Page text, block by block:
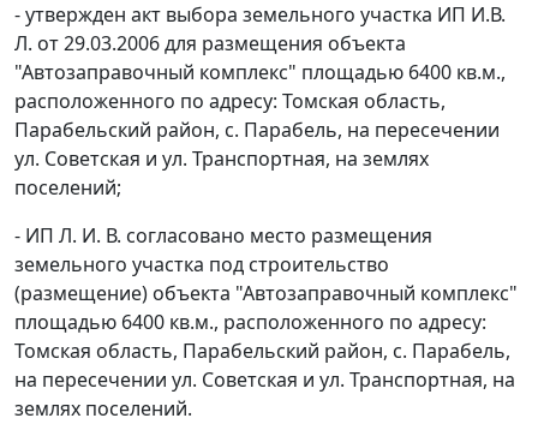
- утвержден акт выбора земельного участка ИП И.В.
Л. от 29.03.2006 для размещения объекта
"Автозаправочный комплекс" площадью 6400 кв.м.,
расположенного по адресу: Томская область,
Парабельский район, с. Парабель, на пересечении
ул. Советская и ул. Транспортная, на землях
поселений;
- ИП Л. И. В. согласовано место размещения
земельного участка под строительство
(размещение) объекта "Автозаправочный комплекс"
площадью 6400 кв.м., расположенного по адресу:
Томская область, Парабельский район, с. Парабель,
на пересечении ул. Советская и ул. Транспортная, на
землях поселений.